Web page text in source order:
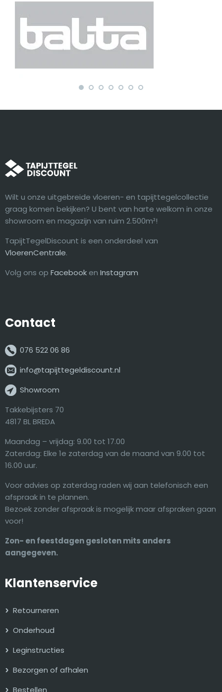
Wilt u onze uitgebreide vloeren- en tapijttegelcollectie
graag komen bekijken? U bent van harte welkom in onze
showroom en magazijn van ruim 2.500m²!
TapijtTegelDiscount is een onderdeel van
VloerenCentrale.
Volg ons op Facebook en Instagram
Contact
076 522 06 86
info@tapijttegeldiscount.nl
Showroom
Takkebijsters 70
4817 BL BREDA
Maandag – vrijdag: 9.00 tot 17.00
Zaterdag: Elke 1e zaterdag van de maand van 9.00 tot
16.00 uur.
Voor advies op zaterdag raden wij aan telefonisch een
afspraak in te plannen.
Bezoek zonder afspraak is mogelijk maar afspraken gaan
voor!
Zon- en feestdagen gesloten mits anders
aangegeven.
Klantenservice
Retourneren
Onderhoud
Leginstructies
Bezorgen of afhalen
Bestellen